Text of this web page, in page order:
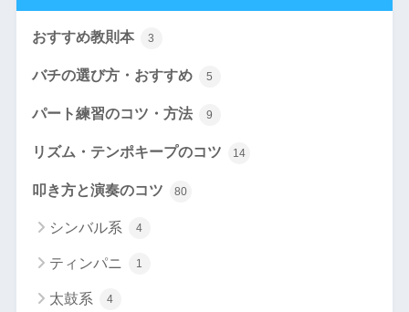
おすすめ教則本 3
バチの選び方・おすすめ 5
パート練習のコツ・方法 9
リズム・テンポキープのコツ 14
叩き方と演奏のコツ 80
シンバル系 4
ティンパニ 1
太鼓系 4